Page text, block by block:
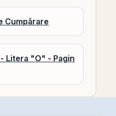
Cumpărare
Litera "O" - Pagin